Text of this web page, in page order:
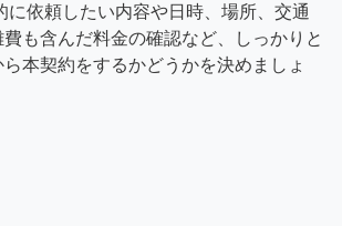
に依頼したい内容や日時、場所、交通
も含んだ料金の確認など、しっかりと
本契約をするかどうかを決めましょ